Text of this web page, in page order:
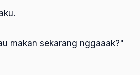
makan sekarang nggaaak?"